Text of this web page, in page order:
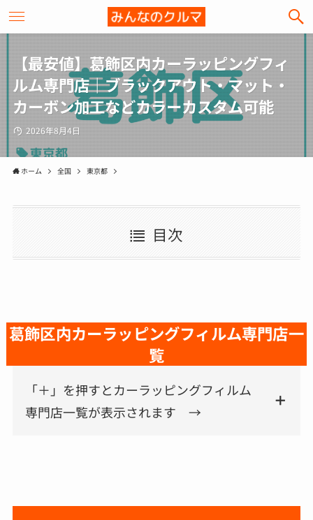
【最安値】葛飾区内カーラッピングフィ
ルム専門店｜ブラックアウト・マット・
カーボン加工などカラーカスタム可能
2026年8月4日
ホーム 全国 東京都
目次
葛飾区内カーラッピングフィルム専門店一
覧
「＋」を押すとカーラッピングフィルム
専門店一覧が表示されます →